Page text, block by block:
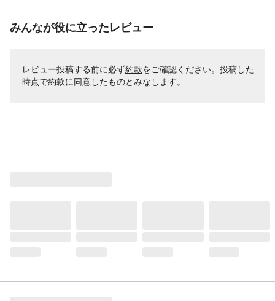
みんなが役に立ったレビュー
レビュー投稿する前に必ず約款をご確認ください。投稿した
時点で約款に同意したものとみなします。